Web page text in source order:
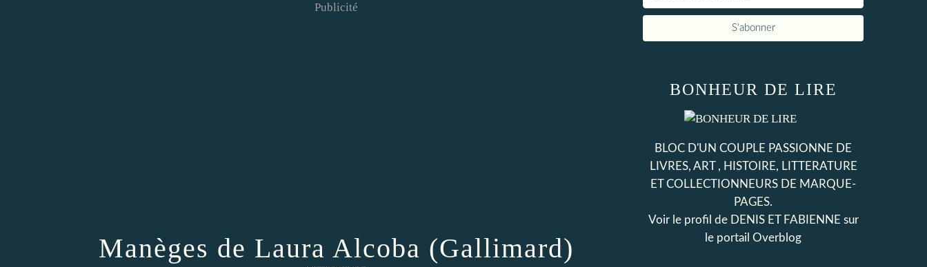
Publicité
Manèges de Laura Alcoba (Gallimard)
BONHEUR DE LIRE
BLOC D'UN COUPLE PASSIONNE DE
LIVRES, ART , HISTOIRE, LITTERATURE
ET COLLECTIONNEURS DE MARQUE-
PAGES.
Voir le profil de DENIS ET FABIENNE sur
le portail Overblog